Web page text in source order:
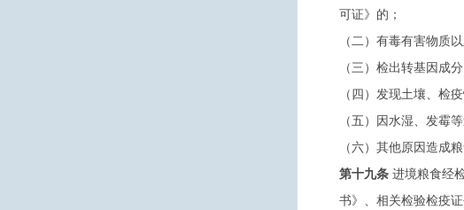
可证》的；
（二）有毒有害物质
（三）检出转基因成
（四）发现土壤、检
（五）因水湿、发霉
（六）其他原因造成
第十九条 进境粮食经
书》、相关检验检疫证